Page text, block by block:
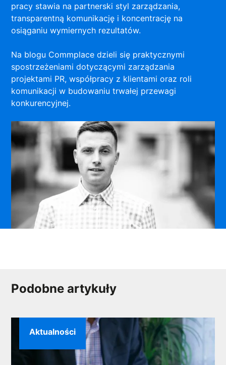
pracy stawia na partnerski styl zarządzania,
transparentną komunikację i koncentrację na
osiąganiu wymiernych rezultatów.
Na blogu Commplace dzieli się praktycznymi
spostrzeżeniami dotyczącymi zarządzania
projektami PR, współpracy z klientami oraz roli
komunikacji w budowaniu trwałej przewagi
konkurencyjnej.
Podobne artykuły
Aktualności